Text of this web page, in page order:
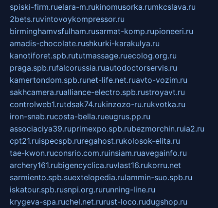
spiski-firm.ruelara-m.rukinomusorka.rumkcslava.ru
2bets.ruvintovoykompressor.ru
birminghamvsfulham.rusarmat-komp.rupioneeri.ru
amadis-chocolate.rushkurki-karakulya.ru
kanotiforet.spb.rututmassage.ruecolog.org.ru
praga.spb.rufalcorussia.ruautodoctorservis.ru
kamertondom.spb.runet-life.net.ruavto-vozim.ru
sakhcamera.rualliance-electro.spb.rustroyavt.ru
controlweb1.rutdsak74.rukinzozo-ru.rukvotka.ru
iron-snab.rucosta-bella.rueugrus.pp.ru
associaciya39.ruprimexpo.spb.rubezmorchin.ruia2.ru
cpt21.ruispecspb.ruregahost.rukolosok-elita.ru
tae-kwon.ruconsrio.com.ruinsiam.ruavegainfo.ru
archery161.rubigencyclica.ruvlast16.rukorru.net
sarmiento.spb.suextelopedia.rulammin-suo.spb.ru
iskatour.spb.rusnpi.org.rurunning-line.ru
krygeva-spa.ruchel.net.rurust-loco.rudugshop.ru